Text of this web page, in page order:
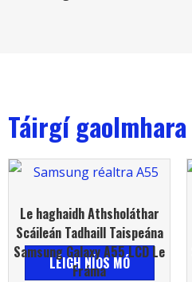
Táirgí gaolmhara
Le haghaidh Athsholáthar
Scáileán Tadhaill Taispeána
Samsung Galaxy A55 LCD Le
Fráma
LÉIGH NÍOS MÓ